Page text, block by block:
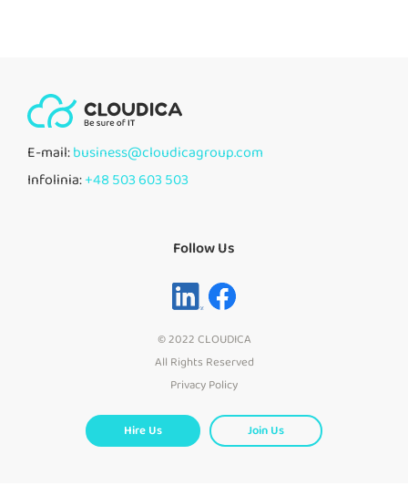
E-mail:business@cloudicagroup.com
Infolinia:+48 503 603 503
Follow Us
© 2022 CLOUDICA
All Rights Reserved
Privacy Policy
Hire Us Join Us